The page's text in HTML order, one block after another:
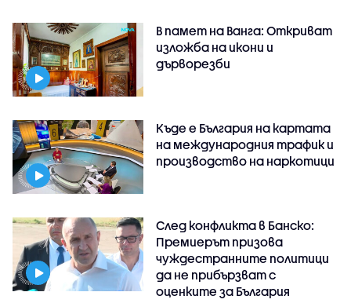
В памет на Ванга: Откриват
изложба на икони и
дърворезби
Къде е България на картата
на международния трафик и
производство на наркотици
След конфликта в Банско:
Премиерът призова
чуждестранните политици
да не прибързват с
оценките за България